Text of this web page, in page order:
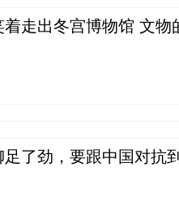
走出冬宫博物馆 文物
了劲，要跟中国对抗